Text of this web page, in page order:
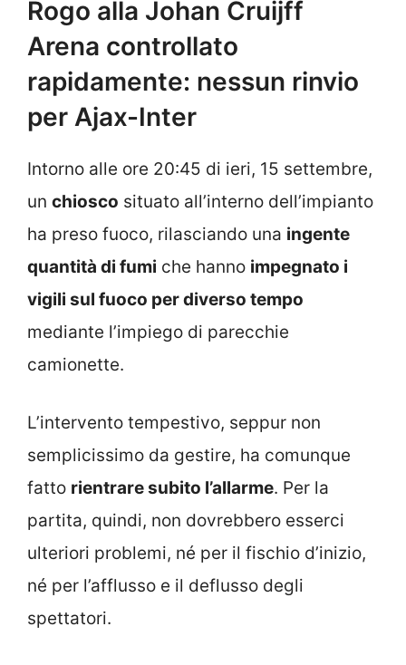
Rogo alla Johan Cruijff
Arena controllato
rapidamente: nessun rinvio
per Ajax-Inter
Intorno alle ore 20:45 di ieri, 15 settembre,
un chiosco situato all’interno dell’impianto
ha preso fuoco, rilasciando una ingente
quantità di fumi che hanno impegnato i
vigili sul fuoco per diverso tempo
mediante l’impiego di parecchie
camionette.
L’intervento tempestivo, seppur non
semplicissimo da gestire, ha comunque
fatto rientrare subito l’allarme. Per la
partita, quindi, non dovrebbero esserci
ulteriori problemi, né per il fischio d’inizio,
né per l’afflusso e il deflusso degli
spettatori.